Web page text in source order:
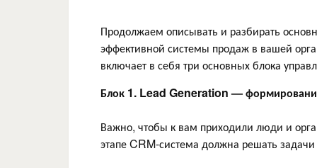
Продолжаем описывать и разбирать
эффективной системы продаж в вашей
включает в себя три основных блока
Блок 1. Lead Generation — формирование
Важно, чтобы к вам приходили люди и
этапе CRM-система должна решать